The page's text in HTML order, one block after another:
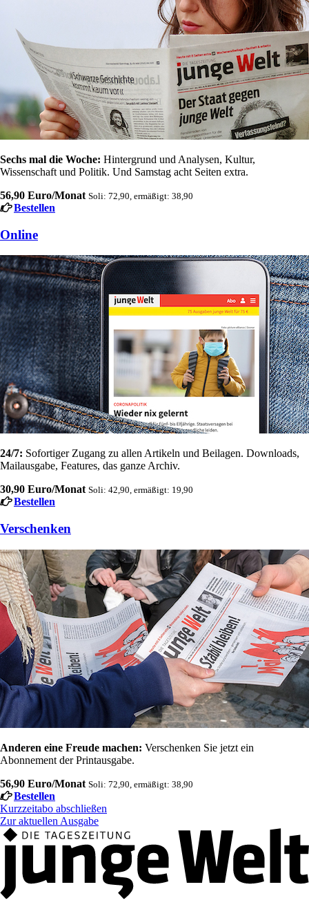
Sechs mal die Woche: Hintergrund und Analysen, Kultur,
Wissenschaft und Politik. Und Samstag acht Seiten extra.
56,90 Euro/Monat Soli: 72,90, ermäßigt: 38,90
Bestellen
Online
24/7: Sofortiger Zugang zu allen Artikeln und Beilagen. Downloads,
Mailausgabe, Features, das ganze Archiv.
30,90 Euro/Monat Soli: 42,90, ermäßigt: 19,90
Bestellen
Verschenken
Anderen eine Freude machen: Verschenken Sie jetzt ein
Abonnement der Printausgabe.
56,90 Euro/Monat Soli: 72,90, ermäßigt: 38,90
Bestellen
Kurzzeitabo abschließen
Zur aktuellen Ausgabe